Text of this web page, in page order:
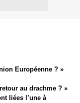
Européenne ? »
au drachme ? »
liées l’une à